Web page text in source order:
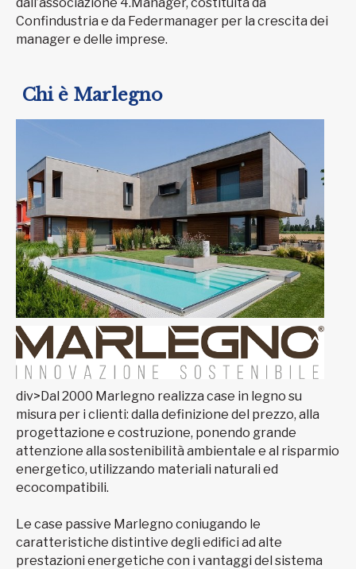
Confindustria e da Federmanager per la crescita dei
manager e delle imprese.
Chi è Marlegno
div>Dal 2000 Marlegno realizza case in legno su
misura per i clienti: dalla definizione del prezzo, alla
progettazione e costruzione, ponendo grande
attenzione alla sostenibilità ambientale e al risparmio
energetico, utilizzando materiali naturali ed
ecocompatibili.
Le case passive Marlegno coniugando le
caratteristiche distintive degli edifici ad alte
prestazioni energetiche con i vantaggi del sistema